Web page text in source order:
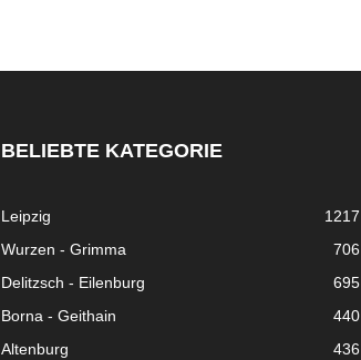
BELIEBTE KATEGORIE
Leipzig
1217
Wurzen - Grimma
706
Delitzsch - Eilenburg
695
Borna - Geithain
440
Altenburg
436